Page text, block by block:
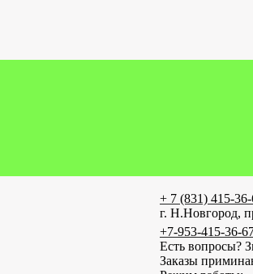
+ 7 (831) 415-
г. Н.Новгород,
+7-953-415-36-
Есть вопросы?
Заказы